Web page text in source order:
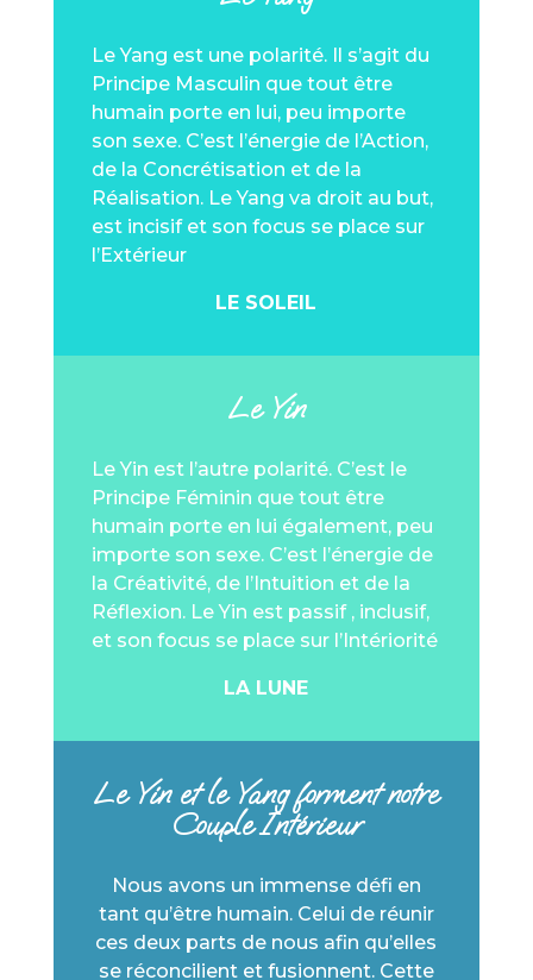
Le Yang est une polarité. Il s’agit du
Principe Masculin que tout être
humain porte en lui, peu importe
son sexe. C’est l’énergie de l’Action,
de la Concrétisation et de la
Réalisation. Le Yang va droit au but,
est incisif et son focus se place sur
l’Extérieur
LE SOLEIL
Le Yin
Le Yin est l’autre polarité. C’est le
Principe Féminin que tout être
humain porte en lui également, peu
importe son sexe. C’est l’énergie de
la Créativité, de l’Intuition et de la
Réflexion. Le Yin est passif , inclusif,
et son focus se place sur l’Intériorité
LA LUNE
Le Yin et le Yang forment notre
Couple Intérieur
Nous avons un immense défi en
tant qu’être humain. Celui de réunir
ces deux parts de nous afin qu’elles
se réconcilient et fusionnent. Cette